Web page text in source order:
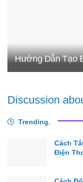
Hướng Dẫn Tạo
Discussion
Trending.
Cách
Điện